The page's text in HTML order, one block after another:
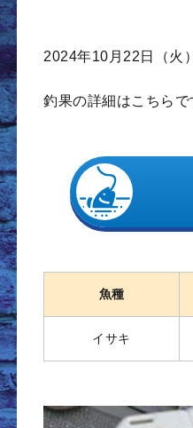
2024年10月22日（火
釣果の詳細はこちらで
魚種
イサキ